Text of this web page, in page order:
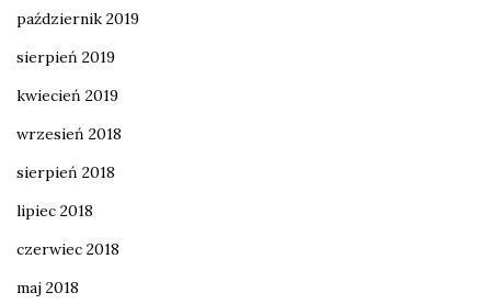
październik 2019
sierpień 2019
kwiecień 2019
wrzesień 2018
sierpień 2018
lipiec 2018
czerwiec 2018
maj 2018